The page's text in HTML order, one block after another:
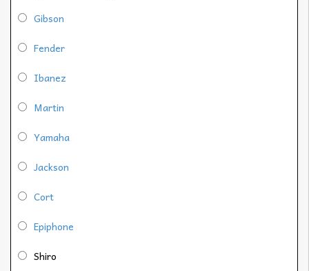
Gibson
Fender
Ibanez
Martin
Yamaha
Jackson
Cort
Epiphone
Shiro